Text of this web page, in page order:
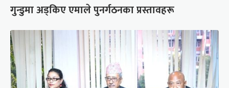
गुन्डुमा अड्किए एमाले पुनर्गठनका प्रस्तावहरू